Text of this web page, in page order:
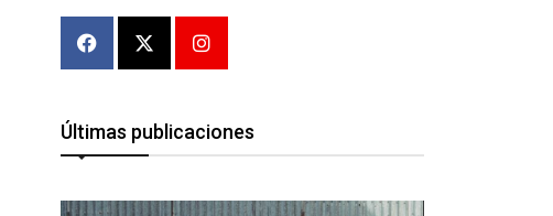
Últimas publicaciones